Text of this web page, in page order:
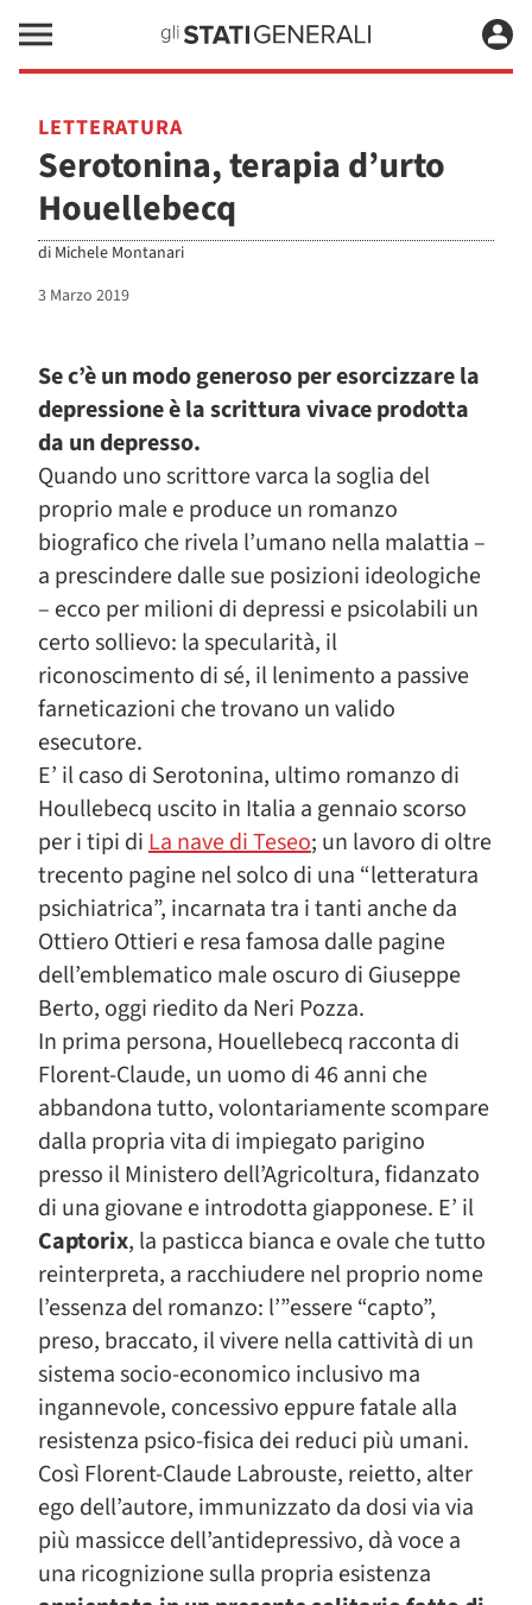
LETTERATURA
Serotonina, terapia d’urto
Houellebecq
di Michele Montanari
3 Marzo 2019
Se c’è un modo generoso per esorcizzare la
depressione è la scrittura vivace prodotta
da un depresso.
Quando uno scrittore varca la soglia del
proprio male e produce un romanzo
biografico che rivela l’umano nella malattia –
a prescindere dalle sue posizioni ideologiche
– ecco per milioni di depressi e psicolabili un
certo sollievo: la specularità, il
riconoscimento di sé, il lenimento a passive
farneticazioni che trovano un valido
esecutore.
E’ il caso di Serotonina, ultimo romanzo di
Houllebecq uscito in Italia a gennaio scorso
per i tipi diLa nave di Teseo; un lavoro di oltre
trecento pagine nel solco di una “letteratura
psichiatrica”, incarnata tra i tanti anche da
Ottiero Ottieri e resa famosa dalle pagine
dell’emblematico male oscuro di Giuseppe
Berto, oggi riedito da Neri Pozza.
In prima persona, Houellebecq racconta di
Florent-Claude, un uomo di 46 anni che
abbandona tutto, volontariamente scompare
dalla propria vita di impiegato parigino
presso il Ministero dell’Agricoltura, fidanzato
di una giovane e introdotta giapponese. E’ il
Captorix, la pasticca bianca e ovale che tutto
reinterpreta, a racchiudere nel proprio nome
l’essenza del romanzo: l’”essere “capto”,
preso, braccato, il vivere nella cattività di un
sistema socio-economico inclusivo ma
ingannevole, concessivo eppure fatale alla
resistenza psico-fisica dei reduci più umani.
Così Florent-Claude Labrouste, reietto, alter
ego dell’autore, immunizzato da dosi via via
più massicce dell’antidepressivo, dà voce a
una ricognizione sulla propria esistenza